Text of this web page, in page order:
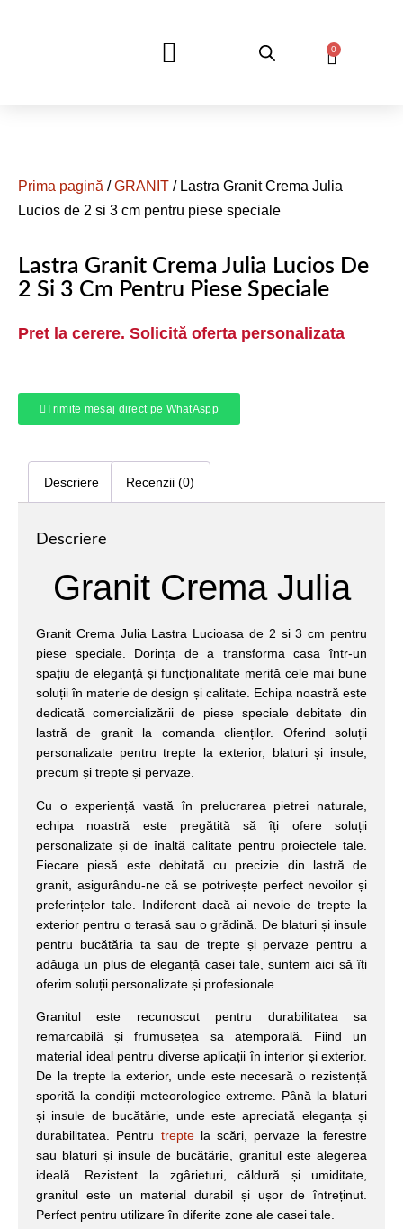
0
Prima pagină /GRANIT / Lastra Granit Crema Julia
Lucios de 2 si 3 cm pentru piese speciale
Lastra Granit Crema Julia Lucios De
2 Si 3 Cm Pentru Piese Speciale
Pret la cerere. Solicită oferta personalizata
Trimite mesaj direct pe WhatAspp
Descriere Recenzii (0)
Descriere
Granit Crema Julia
Granit Crema Julia Lastra Lucioasa de 2 si 3 cm pentru
piese speciale. Dorința de a transforma casa într-un
spațiu de eleganță și funcționalitate merită cele mai bune
soluții în materie de design și calitate. Echipa noastră este
dedicată comercializării de piese speciale debitate din
lastră de granit la comanda clienților. Oferind soluții
personalizate pentru trepte la exterior, blaturi și insule,
precum și trepte și pervaze.
Cu o experiență vastă în prelucrarea pietrei naturale,
echipa noastră este pregătită să îți ofere soluții
personalizate și de înaltă calitate pentru proiectele tale.
Fiecare piesă este debitată cu precizie din lastră de
granit, asigurându-ne că se potrivește perfect nevoilor și
preferințelor tale. Indiferent dacă ai nevoie de trepte la
exterior pentru o terasă sau o grădină. De blaturi și insule
pentru bucătăria ta sau de trepte și pervaze pentru a
adăuga un plus de eleganță casei tale, suntem aici să îți
oferim soluții personalizate și profesionale.
Granitul este recunoscut pentru durabilitatea sa
remarcabilă și frumusețea sa atemporală. Fiind un
material ideal pentru diverse aplicații în interior și exterior.
De la trepte la exterior, unde este necesară o rezistență
sporită la condiții meteorologice extreme. Până la blaturi
și insule de bucătărie, unde este apreciată eleganța și
durabilitatea. Pentru treptela scări, pervaze la ferestre
sau blaturi și insule de bucătărie, granitul este alegerea
ideală. Rezistent la zgârieturi, căldură și umiditate,
granitul este un material durabil și ușor de întreținut.
Perfect pentru utilizare în diferite zone ale casei tale.